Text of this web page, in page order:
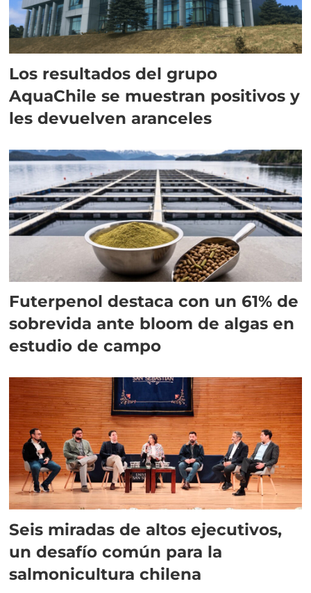
Los resultados del grupo
AquaChile se muestran positivos y
les devuelven aranceles
Futerpenol destaca con un 61% de
sobrevida ante bloom de algas en
estudio de campo
Seis miradas de altos ejecutivos,
un desafío común para la
salmonicultura chilena